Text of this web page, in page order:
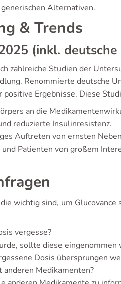
Alternativen.
& Trends
(inkl.
zahlreiche Studien der
Renommierte deutsche
Ergebnisse. Diese
an die
reduzierte Insulinresistenz.
Auftreten von ernsten
Patienten von großem
wichtig sind, um
vergesse?
sollte diese
Dosis übersprungen
Medikamenten?